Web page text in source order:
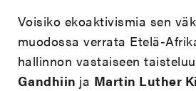
Voisiko ekoaktivismia sen
muodossa verrata Etelä-
hallinnon vastaiseen
Gandhiin ja Martin Luther